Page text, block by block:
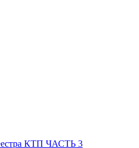
КТП ЧАСТЬ 3